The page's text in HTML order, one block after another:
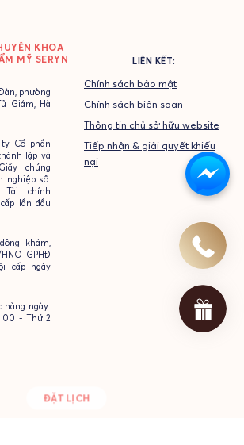
KHOA
MỸ SERYN
phường
Giám, Hà
Cổ phần
lập và
chứng
nghiệp số:
Tài chính
lần đầu
khám,
GPHĐ
cấp ngày
ngày:
00 - Thứ 2
LIÊN KẾT:
Chính sách bảo mật
Chính sách biên soạn
Thông tin chủ sở hữu website
Tiếp nhận & giải quyết khiếu
nại
ĐẶT LỊCH